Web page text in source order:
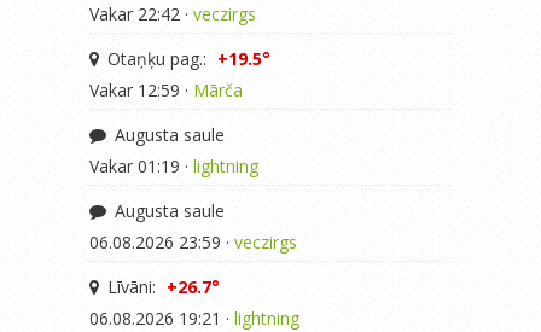
Vakar 22:42 · veczirgs
Otaņķu pag.: +19.5°
Vakar 12:59 · Mārča
Augusta saule
Vakar 01:19 · lightning
Augusta saule
06.08.2026 23:59 · veczirgs
Līvāni: +26.7°
06.08.2026 19:21 · lightning